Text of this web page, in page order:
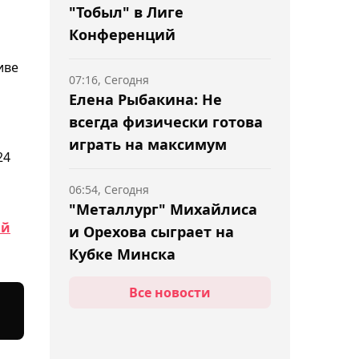
"Тобыл" в Лиге
Конференций
Елена Рыбакина: Не
всегда физически готова
играть на максимум
07:16, Сегодня
"Металлург" Михайлиса
и Орехова сыграет на
Кубке Минска
06:54, Сегодня
06:30, СегодняВсе новости